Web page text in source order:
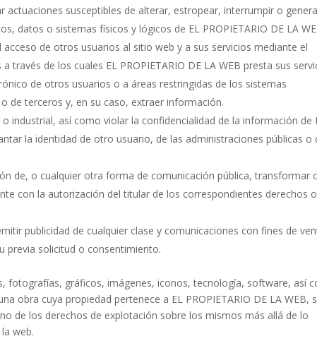
actuaciones susceptibles de alterar, estropear, interrumpir o
datos o sistemas físicos y lógicos de EL PROPIETARIO DE LA
de otros usuarios al sitio web y a sus servicios mediante el
de los cuales EL PROPIETARIO DE LA WEB presta sus
de otros usuarios o a áreas restringidas de los sistemas
de terceros y, en su caso, extraer información.
industrial, así como violar la confidencialidad de la información de
la identidad de otro usuario, de las administraciones públicas o
de, o cualquier otra forma de comunicación pública, transformar
con la autorización del titular de los correspondientes derechos
publicidad de cualquier clase y comunicaciones con fines de
previa solicitud o consentimiento.
fotografías, gráficos, imágenes, iconos, tecnología, software, así
obra cuya propiedad pertenece a EL PROPIETARIO DE LA WEB,
de los derechos de explotación sobre los mismos más allá de lo
web.